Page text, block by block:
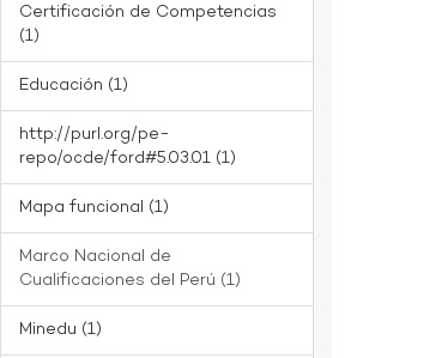
Certificación de Competencias
(1)
Educación (1)
http://purl.org/pe-
repo/ocde/ford#5.03.01 (1)
Mapa funcional (1)
Marco Nacional de
Cualificaciones del Perú (1)
Minedu (1)